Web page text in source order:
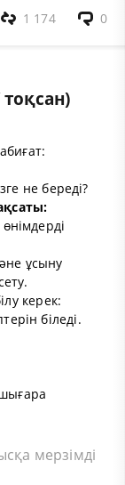
0
1 174
не береді?
ұсыну
керек:
біледі.
мерзімді